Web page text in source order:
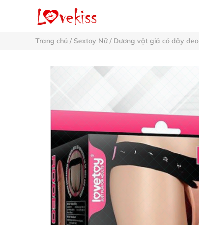
Trang chủ / Sextoy Nữ/ Dương vật giả có dây đeo